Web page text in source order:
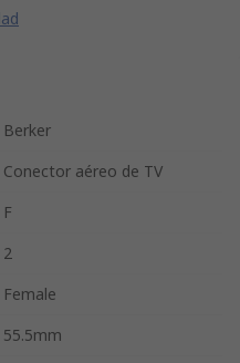
Berker
Conector aéreo de TV
F
2
Female
55.5mm